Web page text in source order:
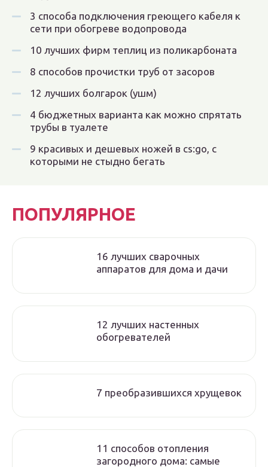
3 способа подключения греющего кабеля к
сети при обогреве водопровода
10 лучших фирм теплиц из поликарбоната
8 способов прочистки труб от засоров
12 лучших болгарок (ушм)
4 бюджетных варианта как можно спрятать
трубы в туалете
9 красивых и дешевых ножей в cs:go, с
которыми не стыдно бегать
ПОПУЛЯРНОЕ
16 лучших сварочных
аппаратов для дома и дачи
12 лучших настенных
обогревателей
7 преобразившихся хрущевок
11 способов отопления
загородного дома: самые